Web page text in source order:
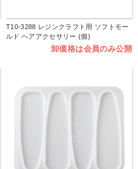
T10-3288 レジンクラフト用 ソフトモー
ルド ヘアアクセサリー (個)
卸価格は会員のみ公開